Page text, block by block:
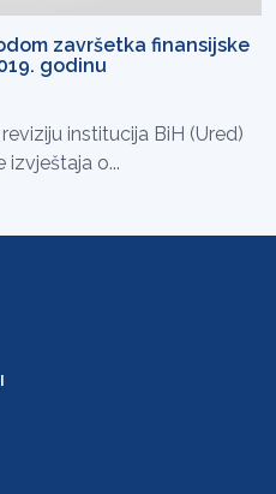
završetka finansijske
godinu
institucija BiH (Ured)
izvještaja o...